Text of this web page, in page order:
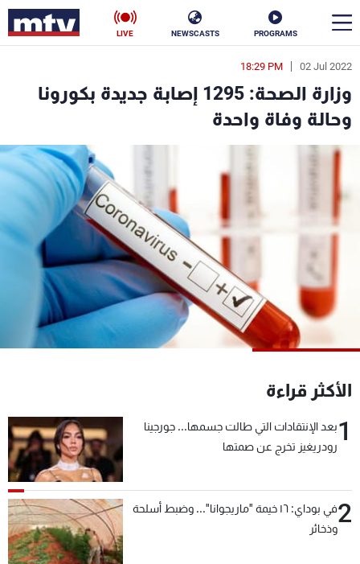
PROGRAMS
NEWSCASTS
LIVE
02 Jul 2022
18:29 PM
وزارة الصحة: 1295 إصابة جديدة بكورونا
وحالة وفاة واحدة
الأكثر قراءة
1بعد الإنتقادات التي طالت جسمها... جورجينا
رودريغيز تخرج عن صمتها
2
في بوداي: ١٦ خيمة "ماريجوانا"... وضبط أسلحة
وذخائر
en
الأخبار
سياسة ناس
إقتصاد فن
منوعات رياضة
كأس العالم
جدول البرامج
شاهد البرامج
الترددات
عن MTV
شروط الإسـتخدام
سياسة الخصوصية